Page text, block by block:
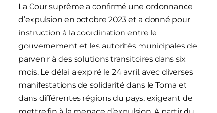
La Cour suprême a confirmé une ordonnance
d’expulsion en octobre 2023 et a donné pour
instruction à la coordination entre le
gouvernement et les autorités municipales de
parvenir à des solutions transitoires dans six
mois. Le délai a expiré le 24 avril, avec diverses
manifestations de solidarité dans le Toma et
dans différentes régions du pays, exigeant de